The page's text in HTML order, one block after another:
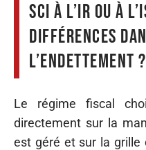
SCI à l’IR ou à
différences
l’endettement ?
Le régime fiscal
directement sur la
est géré et sur la grille